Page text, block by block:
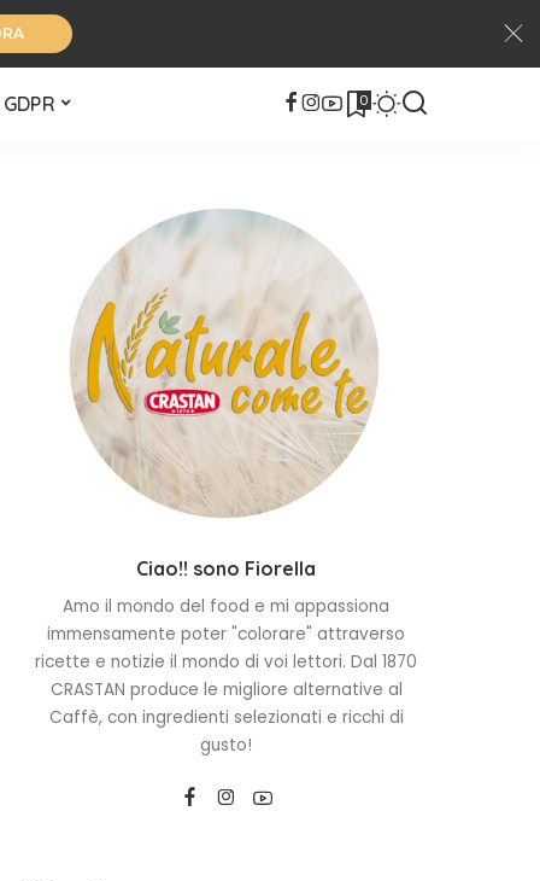
GDPR 0
Ciao!! sono Fiorella
Amo il mondo del food e mi appassiona
immensamente poter "colorare" attraverso
ricette e notizie il mondo di voi lettori. Dal 1870
CRASTAN produce le migliore alternative al
Caffè, con ingredienti selezionati e ricchi di
gusto!